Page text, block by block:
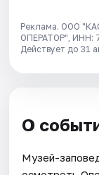
Реклама. ООО
ОПЕРАТОР", ИНН:
Действует до 31
О
Музей-